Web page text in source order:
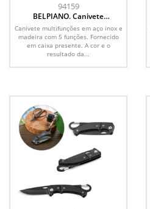
94159
BELPIANO. Canivete
multifunções com 5 funções
em aço inox e madeira
Canivete multifunções em aço inox e
madeira com 5 funções. Fornecido
em caixa presente. A cor e o
resultado da...